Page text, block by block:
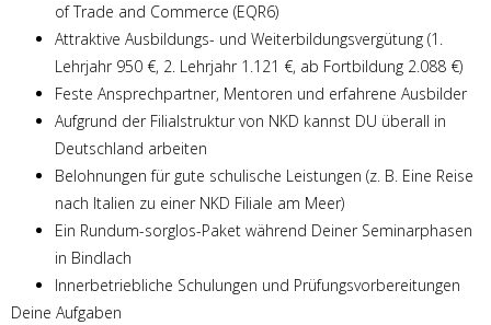
of Trade and Commerce (EQR6)
Attraktive Ausbildungs- und Weiterbildungsvergütung (1.
Lehrjahr 950 €, 2. Lehrjahr 1.121 €, ab Fortbildung 2.088 €)
Feste Ansprechpartner, Mentoren und erfahrene Ausbilder
Aufgrund der Filialstruktur von NKD kannst DU überall in
Deutschland arbeiten
Belohnungen für gute schulische Leistungen (z. B. Eine Reise
nach Italien zu einer NKD Filiale am Meer)
Ein Rundum-sorglos-Paket während Deiner Seminarphasen
in Bindlach
Innerbetriebliche Schulungen und Prüfungsvorbereitungen
Deine Aufgaben